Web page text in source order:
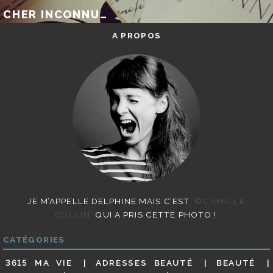
CHER INCONNU…
A PROPOS
JE M’APPELLE DELPHINE MAIS C’EST
©CAMILLE
COLLIN
QUI A PRIS CETTE PHOTO !
CATÉGORIES
3615 MA VIE ADRESSES BEAUTÉ
BEAUTÉ